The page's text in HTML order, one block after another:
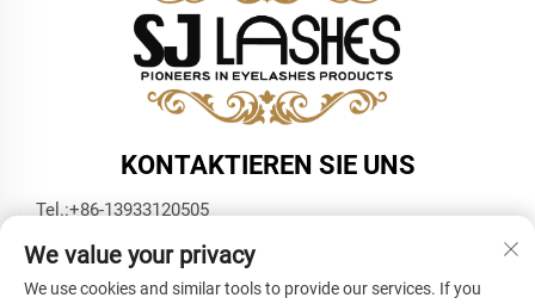
KONTAKTIEREN SIE UNS
Tel.:+86-13933120505
E-Mail:[email protected]
WhatsApp:+86-13933120505
We value your privacy
We use cookies and similar tools to provide our services. If you